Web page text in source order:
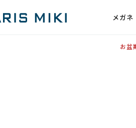
メガネ
お盆